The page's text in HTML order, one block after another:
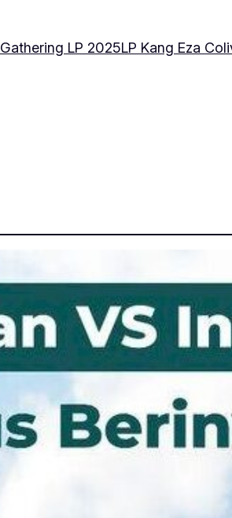
Gathering LP 2025LP Kang Eza